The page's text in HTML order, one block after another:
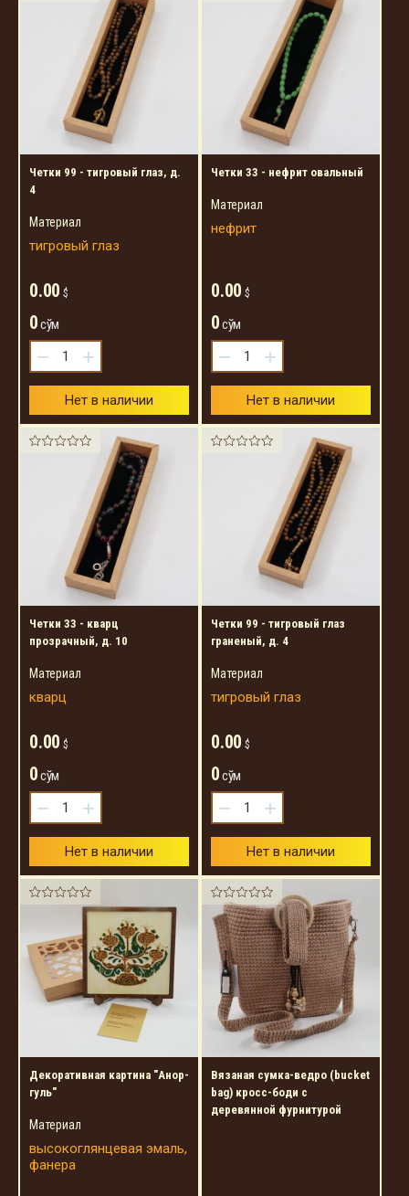
Четки 99 - тигровый глаз, д.
4
Материал
тигровый глаз
0.00 $
0сўм
− +
Нет в наличии
Четки 33 - нефрит овальный
Материал
нефрит
0.00 $
0сўм
− +
Нет в наличии
Четки 33 - кварц
прозрачный, д. 10
Материал
кварц
0.00 $
0сўм
− +
Нет в наличии
Четки 99 - тигровый глаз
граненый, д. 4
Материал
тигровый глаз
0.00 $
0сўм
− +
Нет в наличии
Декоративная картина "Анор-
гуль"
Материал
высокоглянцевая эмаль,
фанера
Вязаная сумка-ведро (bucket
bag) кросс-боди с
деревянной фурнитурой